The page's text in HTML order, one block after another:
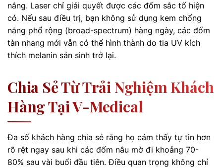
nắng. Laser chỉ giải quyết được các đốm sắc tố hiện
có. Nếu sau điều trị, bạn không sử dụng kem chống
nắng phổ rộng (broad-spectrum) hàng ngày, các đốm
tàn nhang mới vẫn có thể hình thành do tia UV kích
thích melanin sản sinh trở lại.
Chia Sẻ Từ Trải Nghiệm Khách
Hàng Tại V-Medical
Đa số khách hàng chia sẻ rằng họ cảm thấy tự tin hơn
rõ rệt ngay sau khi các đốm nâu mờ đi khoảng 70-
80% sau vài buổi đầu tiên. Điều quan trọng không chỉ